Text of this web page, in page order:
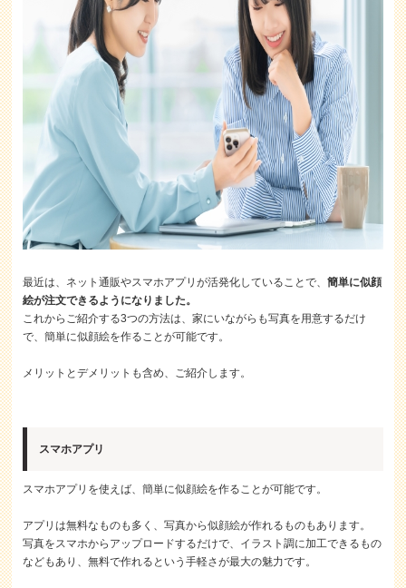
最近は、ネット通販やスマホアプリが活発化していることで、簡単に似顔
絵が注文できるようになりました。
これからご紹介する3つの方法は、家にいながらも写真を用意するだけ
で、簡単に似顔絵を作ることが可能です。
メリットとデメリットも含め、ご紹介します。
スマホアプリ
スマホアプリを使えば、簡単に似顔絵を作ることが可能です。
アプリは無料なものも多く、写真から似顔絵が作れるものもあります。
写真をスマホからアップロードするだけで、イラスト調に加工できるもの
などもあり、無料で作れるという手軽さが最大の魅力です。